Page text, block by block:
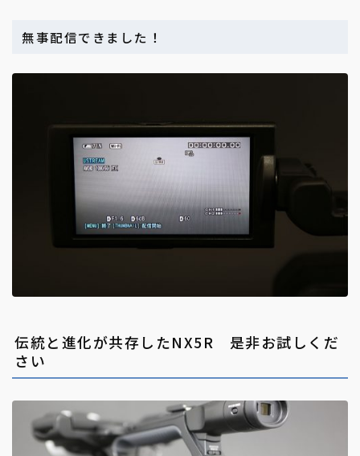
無事配信できました！
伝統と進化が共存したNX5R 是非お試しくだ
さい